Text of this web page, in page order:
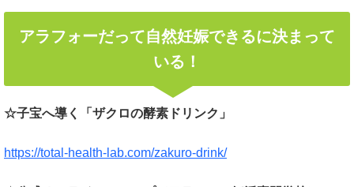
アラフォーだって自然妊娠できるに決まって
いる！
☆子宝へ導く「ザクロの酵素ドリンク」
https://total-health-lab.com/zakuro-drink/